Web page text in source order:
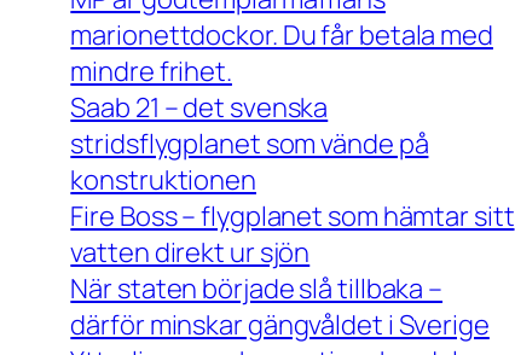
marionettdockor. Du får betala med
mindre frihet.
Saab 21 – det svenska
stridsflygplanet som vände på
konstruktionen
Fire Boss – flygplanet som hämtar sitt
vatten direkt ur sjön
När staten började slå tillbaka –
därför minskar gängvåldet i Sverige